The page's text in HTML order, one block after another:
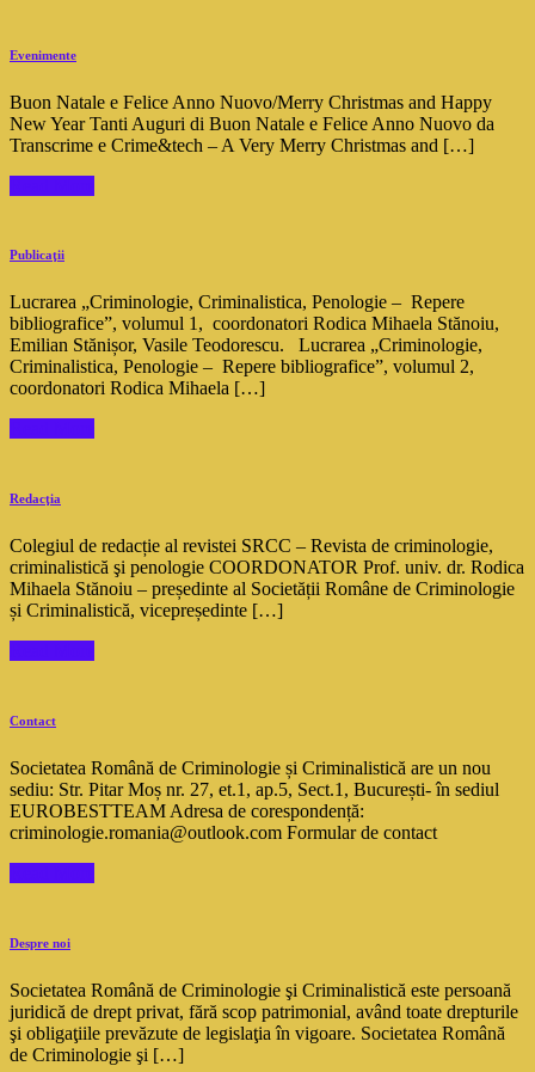
Evenimente
Buon Natale e Felice Anno Nuovo/Merry Christmas and Happy
New Year Tanti Auguri di Buon Natale e Felice Anno Nuovo da
Transcrime e Crime&tech – A Very Merry Christmas and […]
Publicaţii
Lucrarea „Criminologie, Criminalistica, Penologie – Repere
bibliografice”, volumul 1, coordonatori Rodica Mihaela Stănoiu,
Emilian Stănișor, Vasile Teodorescu. Lucrarea „Criminologie,
Criminalistica, Penologie – Repere bibliografice”, volumul 2,
coordonatori Rodica Mihaela […]
Redacţia
Colegiul de redacție al revistei SRCC – Revista de criminologie,
criminalistică şi penologie COORDONATOR Prof. univ. dr. Rodica
Mihaela Stănoiu – președinte al Societății Române de Criminologie
și Criminalistică, vicepreședinte […]
Contact
Societatea Română de Criminologie și Criminalistică are un nou
sediu: Str. Pitar Moș nr. 27, et.1, ap.5, Sect.1, București- în sediul
EUROBESTTEAM Adresa de corespondență:
criminologie.romania@outlook.com Formular de contact
Despre noi
Societatea Română de Criminologie şi Criminalistică este persoană
juridică de drept privat, fără scop patrimonial, având toate drepturile
şi obligaţiile prevăzute de legislaţia în vigoare. Societatea Română
de Criminologie şi […]